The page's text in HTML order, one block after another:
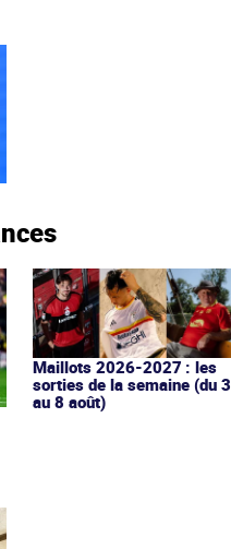
Maillots 2026-2027 : les
sorties de la semaine (du 3
au 8 août)